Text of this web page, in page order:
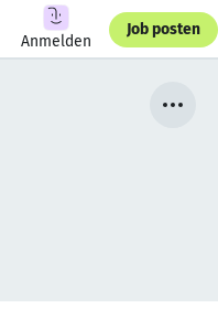
Anmelden
Job posten